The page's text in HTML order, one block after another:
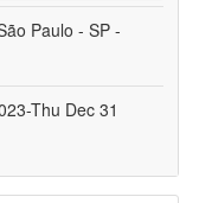
Paulo - SP -
Thu Dec 31